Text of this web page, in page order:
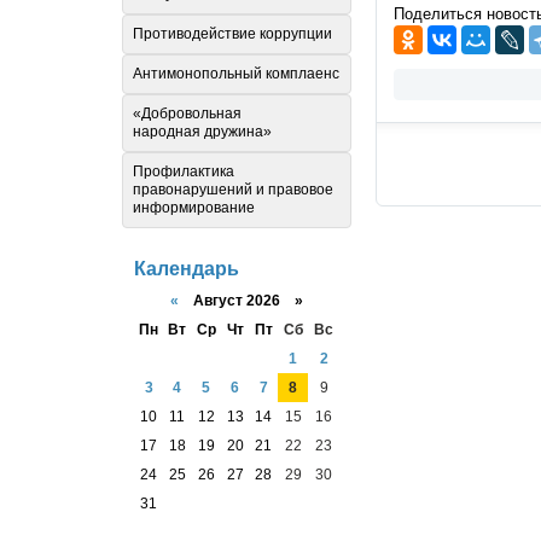
Поделиться
Противодействие коррупции
Антимонопольный комплаенс
«Добровольная
народная дружина»
Профилактика
правонарушений и правовое
информирование
Календарь
« Август 2026 »
Пн
Вт Ср Чт Пт Сб
Вс
1
2
3
4 5 6 7 8
9
10
11 12 13 14 15
16
17
18 19 20 21 22
23
24
25 26 27 28 29
30
31